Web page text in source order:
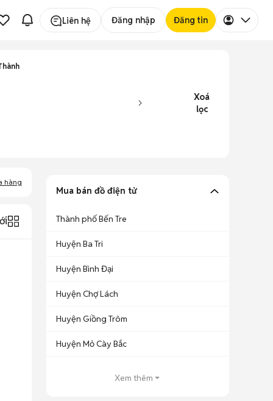
Liên hệ Đăng nhập Đăng tin
Xoá
lọc
hàng
Mua bán đồ điện tử
Thành phố Bến Tre
Huyện Ba Tri
Huyện Bình Đại
Huyện Chợ Lách
Huyện Giồng Trôm
Huyện Mỏ Cày Bắc
Xem thêm